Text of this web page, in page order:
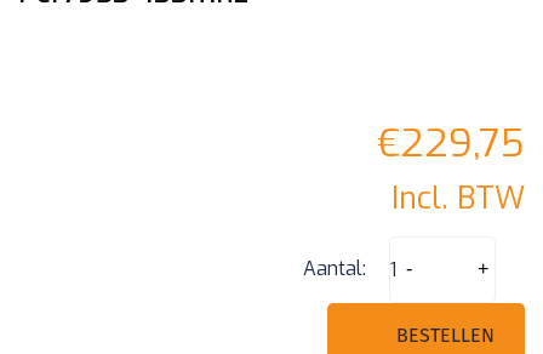
€229,75
Incl. BTW
Aantal: -
5
+
BESTELLEN